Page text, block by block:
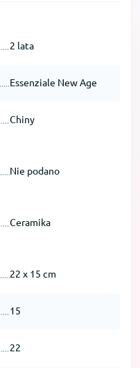
2 lata
Essenziale New Age
Chiny
Nie podano
Ceramika
22 x 15 cm
15
22